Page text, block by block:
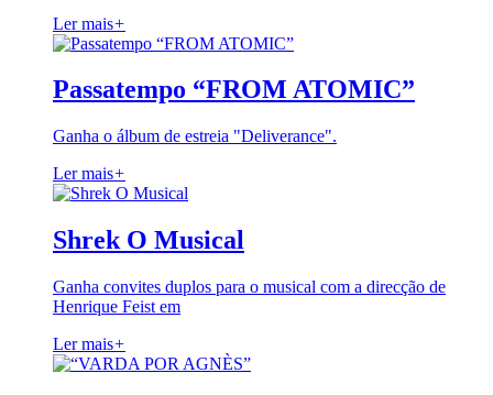
Ler mais+
Passatempo “FROM ATOMIC”
Ganha o álbum de estreia "Deliverance".
Ler mais+
Shrek O Musical
Ganha convites duplos para o musical com a direcção de
Henrique Feist em
Ler mais+